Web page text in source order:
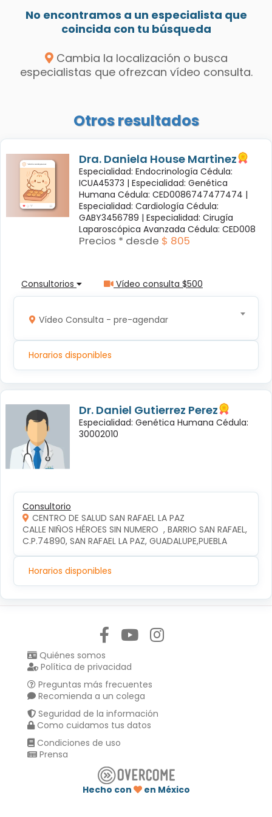
No encontramos a un especialista que
coincida con tu búsqueda
Cambia la localización o busca
especialistas que ofrezcan vídeo consulta.
Otros resultados
Dra. Daniela House Martinez
Especialidad: Endocrinología Cédula:
ICUA45373 | Especialidad: Genética
Humana Cédula: CED0086747477474 |
Especialidad: Cardiología Cédula:
GABY3456789 | Especialidad: Cirugía
Laparoscópica Avanzada Cédula: CED008
Precios * desde $ 805
Consultorios Vídeo consulta $500
Vídeo Consulta - pre-agendar
Horarios disponibles
Dr. Daniel Gutierrez Perez
Especialidad: Genética Humana Cédula:
30002010
Consultorio
CENTRO DE SALUD SAN RAFAEL LA PAZ
CALLE NIÑOS HÉROES SIN NUMERO  , BARRIO SAN RAFAEL,
C.P.74890, SAN RAFAEL LA PAZ, GUADALUPE,PUEBLA
Horarios disponibles
Quiénes somos
Política de privacidad
Preguntas más frecuentes
Recomienda a un colega
Seguridad de la información
Como cuidamos tus datos
Condiciones de uso
Prensa
Hecho con
en México